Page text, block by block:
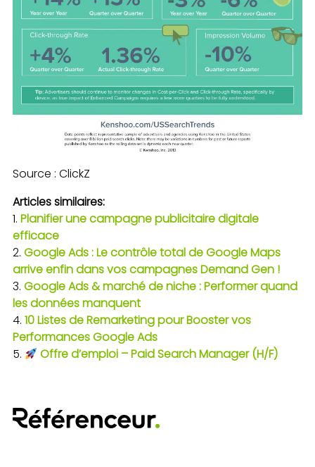
Source : ClickZ
Articles similaires:
Planifier une campagne publicitaire digitale
efficace
Google Ads : Le contrôle total de Google Maps
arrive enfin dans vos campagnes Demand Gen !
Google Ads & marché de niche : Performer quand
les données manquent
10 Listes de Remarketing pour Booster vos
Performances Google Ads
Offre d’emploi – Paid Search Manager (H/F)